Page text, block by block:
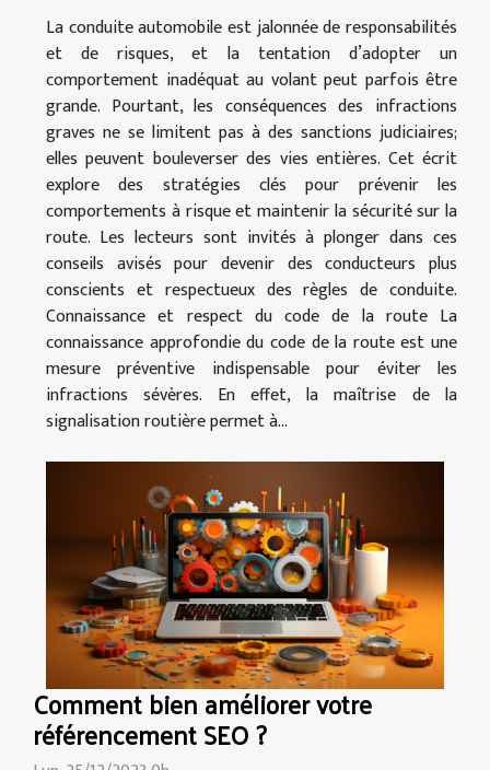
La conduite automobile est jalonnée de responsabilités
et de risques, et la tentation d’adopter un
comportement inadéquat au volant peut parfois être
grande. Pourtant, les conséquences des infractions
graves ne se limitent pas à des sanctions judiciaires;
elles peuvent bouleverser des vies entières. Cet écrit
explore des stratégies clés pour prévenir les
comportements à risque et maintenir la sécurité sur la
route. Les lecteurs sont invités à plonger dans ces
conseils avisés pour devenir des conducteurs plus
conscients et respectueux des règles de conduite.
Connaissance et respect du code de la route La
connaissance approfondie du code de la route est une
mesure préventive indispensable pour éviter les
infractions sévères. En effet, la maîtrise de la
signalisation routière permet à...
Comment bien améliorer votre
référencement SEO ?